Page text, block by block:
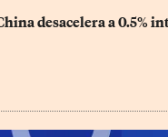
desacelera a 0.5%